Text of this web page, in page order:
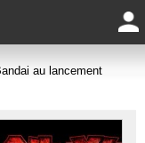
au lancement